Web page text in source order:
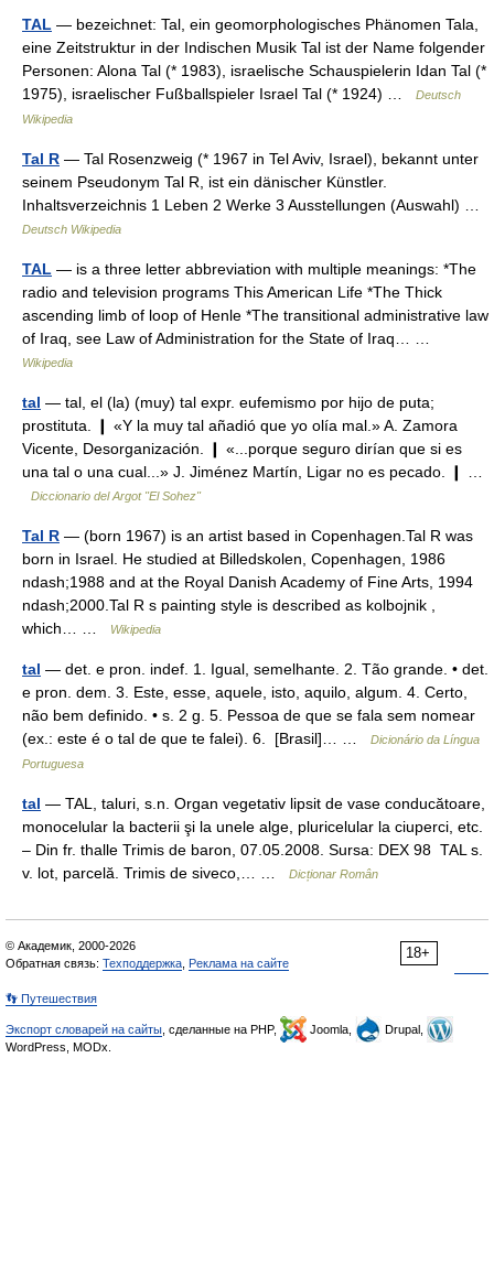
TAL — bezeichnet: Tal, ein geomorphologisches Phänomen Tala,
eine Zeitstruktur in der Indischen Musik Tal ist der Name folgender
Personen: Alona Tal (* 1983), israelische Schauspielerin Idan Tal (*
1975), israelischer Fußballspieler Israel Tal (* 1924) …
Deutsch
Wikipedia
Tal R — Tal Rosenzweig (* 1967 in Tel Aviv, Israel), bekannt unter
seinem Pseudonym Tal R, ist ein dänischer Künstler.
Inhaltsverzeichnis 1 Leben 2 Werke 3 Ausstellungen (Auswahl) …
Deutsch Wikipedia
TAL — is a three letter abbreviation with multiple meanings: *The
radio and television programs This American Life *The Thick
ascending limb of loop of Henle *The transitional administrative law
of Iraq, see Law of Administration for the State of Iraq… …
Wikipedia
tal — tal, el (la) (muy) tal expr. eufemismo por hijo de puta;
prostituta. ❙ «Y la muy tal añadió que yo olía mal.» A. Zamora
Vicente, Desorganización. ❙ «...porque seguro dirían que si es
una tal o una cual...» J. Jiménez Martín, Ligar no es pecado. ❙ …
Diccionario del Argot "El Sohez"
Tal R — (born 1967) is an artist based in Copenhagen.Tal R was
born in Israel. He studied at Billedskolen, Copenhagen, 1986
ndash;1988 and at the Royal Danish Academy of Fine Arts, 1994
ndash;2000.Tal R s painting style is described as kolbojnik ,
which… …
Wikipedia
tal — det. e pron. indef. 1. Igual, semelhante. 2. Tão grande. • det.
e pron. dem. 3. Este, esse, aquele, isto, aquilo, algum. 4. Certo,
não bem definido. • s. 2 g. 5. Pessoa de que se fala sem nomear
(ex.: este é o tal de que te falei). 6. [Brasil]… …
Dicionário da Língua
Portuguesa
tal — TAL, taluri, s.n. Organ vegetativ lipsit de vase conducătoare,
monocelular la bacterii şi la unele alge, pluricelular la ciuperci, etc.
– Din fr. thalle Trimis de baron, 07.05.2008. Sursa: DEX 98 TAL s.
v. lot, parcelă. Trimis de siveco,… …
Dicționar Român
18+
© Академик, 2000-2026
Обратная связь: Техподдержка Реклама на сайте
👣 Путешествия
Экспорт словарей на сайты , сделанные на PHP, Joomla,
Drupal,
WordPress, MODx.